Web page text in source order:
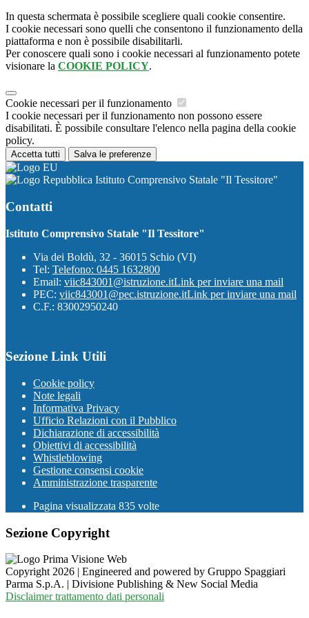
In questa schermata è possibile scegliere quali cookie consentire.
I cookie necessari sono quelli che consentono il funzionamento della
piattaforma e non è possibile disabilitarli.
Per conoscere quali sono i cookie necessari al funzionamento potete
visionare la COOKIE POLICY.
Cookie necessari per il funzionamento
I cookie necessari per il funzionamento non possono essere
disabilitati. È possibile consultare l'elenco nella pagina della cookie
policy.
Accetta tutti Salva le preferenze
Istituto Comprensivo Statale "Il Tessitore"
Contatti
Istituto Comprensivo Statale "Il Tessitore"
Via dei Boldù, 32 - 36015 Schio (VI)
Tel: Telefono: 0445 1632800
Email: viic843001@istruzione.itLink per inviare una mail
PEC: viic843001@pec.istruzione.itLink per inviare una mail
C.F.: 83002950240
Sezione Link Utili
Cookie policy
Note legali
Informativa Privacy
Ufficio Relazioni con il Pubblico
Dichiarazione di accessibilità
Obiettivi di accessibilità
Whistleblowing
Gestione consensi cookie
Amministrazione trasparente
Pagina visualizzata 835 volte
Sezione Copyright
Copyright 2026 | Engineered and powered by Gruppo Spaggiari
Parma S.p.A. | Divisione Publishing & New Social Media
Disclaimer trattamento dati personali